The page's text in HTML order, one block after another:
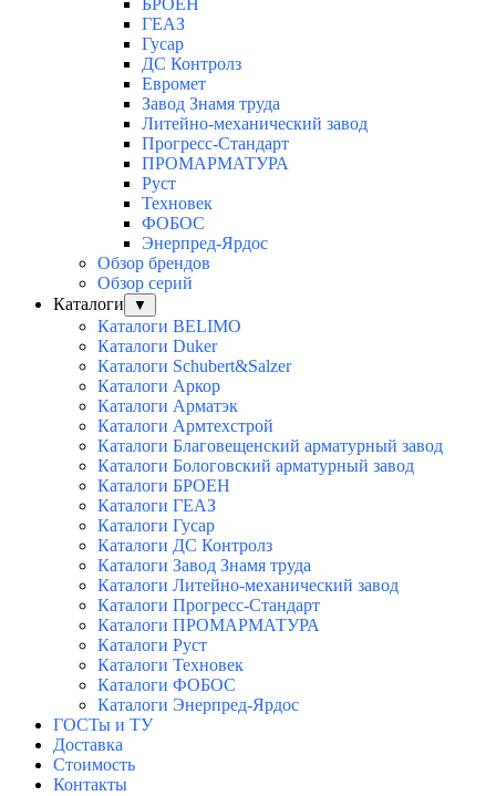
БРОЕН
ГЕАЗ
Гусар
ДС Контролз
Евромет
Завод Знамя труда
Литейно-механический завод
Прогресс-Стандарт
ПРОМАРМАТУРА
Руст
Техновек
ФОБОС
Энерпред-Ярдос
Обзор брендов
Обзор серий
Каталоги
▼
Каталоги BELIMO
Каталоги Duker
Каталоги Schubert&Salzer
Каталоги Аркор
Каталоги Арматэк
Каталоги Армтехстрой
Каталоги Благовещенский арматурный завод
Каталоги Бологовский арматурный завод
Каталоги БРОЕН
Каталоги ГЕАЗ
Каталоги Гусар
Каталоги ДС Контролз
Каталоги Завод Знамя труда
Каталоги Литейно-механический завод
Каталоги Прогресс-Стандарт
Каталоги ПРОМАРМАТУРА
Каталоги Руст
Каталоги Техновек
Каталоги ФОБОС
Каталоги Энерпред-Ярдос
ГОСТы и ТУ
Доставка
Стоимость
Контакты